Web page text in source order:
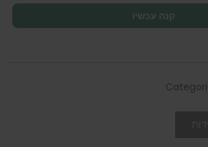
קנה עכשיו